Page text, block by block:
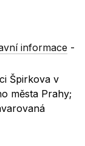
informace -
Špirkova v
města Prahy;